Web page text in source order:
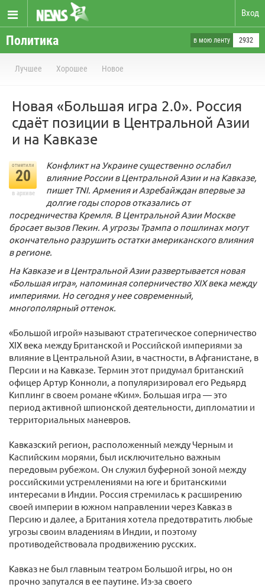
Вход
Политика в мою ленту 2932
Лучшее Хорошее Новое
Новая «Большая игра 2.0». Россия
сдаёт позиции в Центральной Азии
и на Кавказе
отметили
20
в архиве
Конфликт на Украине существенно ослабил
влияние России в Центральной Азии и на Кавказе,
пишет TNI. Армения и Азребайждан впервые за
долгие годы споров отказались от
посредничества Кремля. В Центральной Азии Москве
бросает вызов Пекин. А угрозы Трампа о пошлинах могут
окончательно разрушить остатки американского влияния
в регионе.
На Кавказе и в Центральной Азии развертывается новая
«Большая игра», напоминая соперничество XIX века между
империями. Но сегодня у нее современный,
многополярный оттенок.
«Большой игрой» называют стратегическое соперничество
XIX века между Британской и Российской империями за
влияние в Центральной Азии, в частности, в Афганистане, в
Персии и на Кавказе. Термин этот придумал британский
офицер Артур Конноли, а популяризировал его Редьярд
Киплинг в своем романе «Ким». Большая игра — это
период активной шпионской деятельности, дипломатии и
территориальных маневров.
Кавказский регион, расположенный между Черным и
Каспийским морями, был исключительно важным
передовым рубежом. Он служил буферной зоной между
российскими устремлениями на юге и британскими
интересами в Индии. Россия стремилась к расширению
своей империи в южном направлении через Кавказ в
Персию и далее, а Британия хотела предотвратить любые
угрозы своим владениям в Индии, и поэтому
противодействовала продвижению русских.
Кавказ не был главным театром Большой игры, но он
прочно запутался в ее паутине. Из-за своего